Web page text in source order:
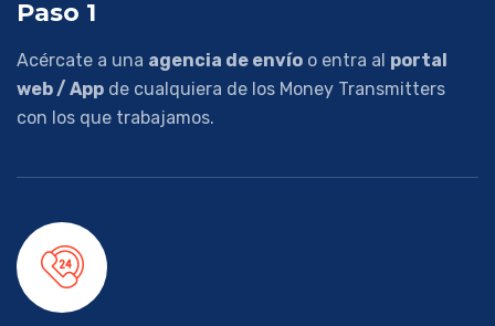
Paso 1
Acércate a una agencia de envío o entra al portal
web / App de cualquiera de los Money Transmitters
con los que trabajamos.